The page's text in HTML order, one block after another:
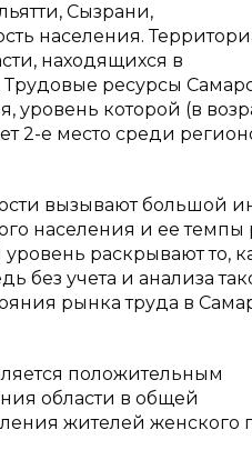
Сызрани,
населения.
находящихся в
Трудовые ресурсы
уровень которой (в
2-е место среди
вызывают большой
населения и ее темпы
раскрывают то,
без учета и анализа
рынка труда в
положительным
области в общей
жителей женского